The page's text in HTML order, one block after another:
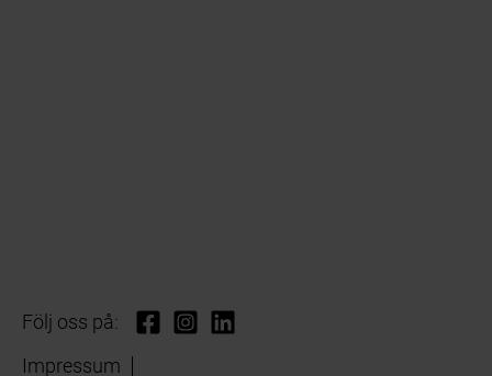
Följ oss på:
Impressum